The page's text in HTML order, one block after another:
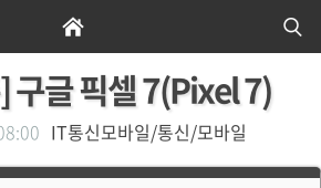
Home
구글 픽셀 7(Pixel 7)
IT통신모바일/통신/모바일